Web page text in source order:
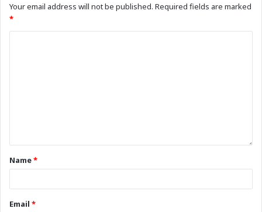
Your email address will not be published. Required fields are marked
*
Name*
Email *